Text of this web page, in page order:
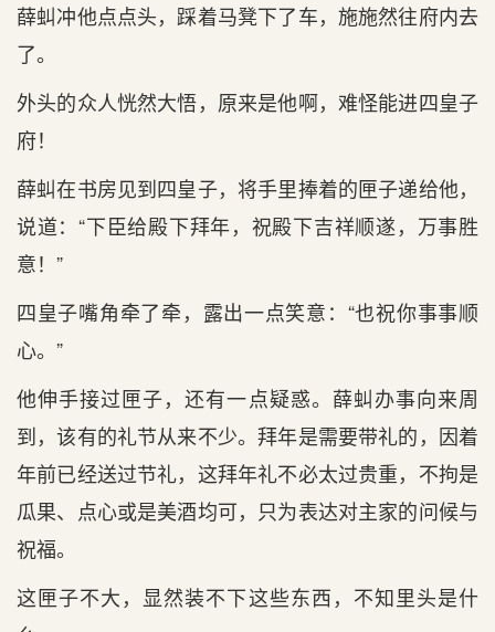
薛虯冲他点点头，踩着马凳下了车，施施然往府内去
了。
外头的众人恍然大悟，原来是他啊，难怪能进四皇子
府！
薛虯在书房见到四皇子，将手里捧着的匣子递给他，
说道：“下臣给殿下拜年，祝殿下吉祥顺遂，万事胜
意！”
四皇子嘴角牵了牵，露出一点笑意：“也祝你事事顺
心。”
他伸手接过匣子，还有一点疑惑。薛虯办事向来周
到，该有的礼节从来不少。拜年是需要带礼的，因着
年前已经送过节礼，这拜年礼不必太过贵重，不拘是
瓜果、点心或是美酒均可，只为表达对主家的问候与
祝福。
这匣子不大，显然装不下这些东西，不知里头是什